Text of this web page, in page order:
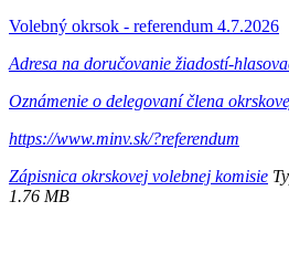
Volebný okrsok - referendum 4.7.2026
Adresa na doručovanie žiadostí-
Oznámenie o delegovaní člena
https://www.minv.sk/?referendum
Zápisnica okrskovej volebnej komisie
1.76 MB